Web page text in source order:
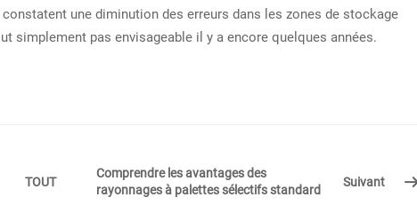
une diminution des erreurs dans les zones de stockage
simplement pas envisageable il y a encore quelques années.
TOUT
Comprendre les avantages des
rayonnages à palettes sélectifs standard
Suivant